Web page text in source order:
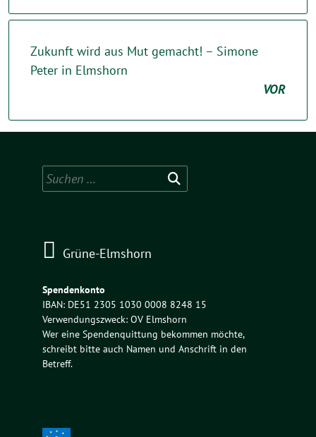
Zukunft wird aus Mut gemacht! – Simone
Peter in Elmshorn
VOR
Suchen
nach:
Grüne-Elmshorn
Spendenkonto
IBAN: DE51 2305 1030 0008 8248 15
Verwendungszweck: OV Elmshorn
Wer eine Spendenquittung bekommen möchte,
schreibt bitte auch Namen und Anschrift in den
Betreff.